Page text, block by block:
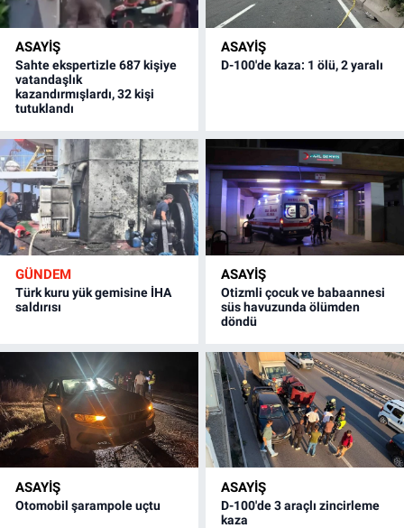
ASAYİŞ
Sahte ekspertizle 687 kişiye
vatandaşlık
kazandırmışlardı, 32 kişi
tutuklandı
ASAYİŞ
D-100'de kaza: 1 ölü, 2 yaralı
GÜNDEM
Türk kuru yük gemisine İHA
saldırısı
ASAYİŞ
Otizmli çocuk ve babaannesi
süs havuzunda ölümden
döndü
ASAYİŞ
Otomobil şarampole uçtu
ASAYİŞ
D-100'de 3 araçlı zincirleme
kaza